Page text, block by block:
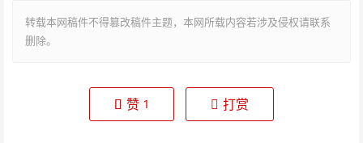
转载本网稿件不得篡改稿件主题，本网所载内容若涉及侵权请联系
删除。
赞 1 打赏